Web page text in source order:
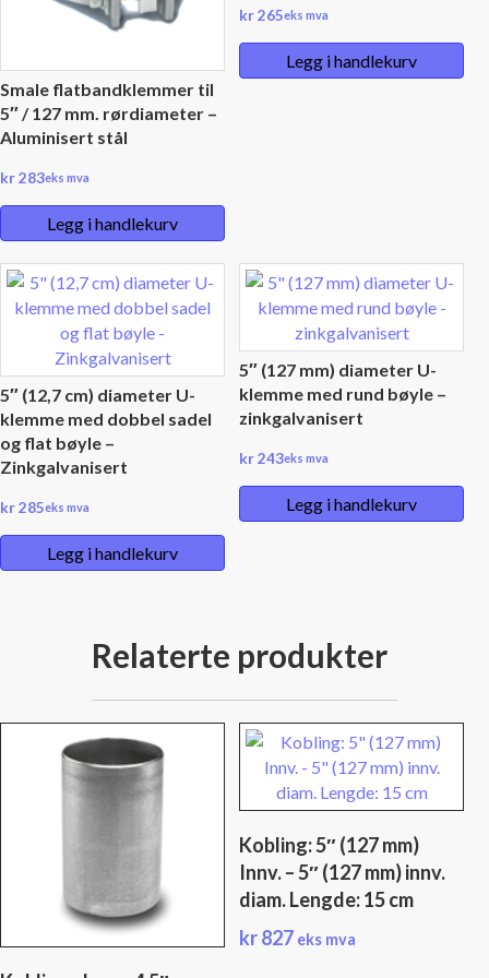
Smale flatbandklemmer til
5″ / 127 mm. rørdiameter –
Aluminisert stål
kr283eks mva
Legg i handlekurv
kr265eks mva
Legg i handlekurv
5″ (12,7 cm) diameter U-
klemme med dobbel sadel
og flat bøyle –
Zinkgalvanisert
kr285eks mva
Legg i handlekurv
5″ (127 mm) diameter U-
klemme med rund bøyle –
zinkgalvanisert
kr243eks mva
Legg i handlekurv
Relaterte produkter
Kobling: 5″ (127 mm)
Innv. – 5″ (127 mm) innv.
diam. Lengde: 15 cm
kr827 eks mva